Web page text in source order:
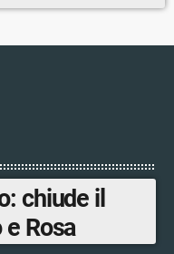
il
Rosa